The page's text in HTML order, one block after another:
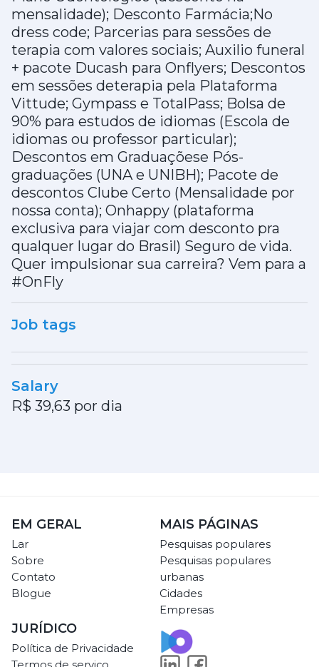
mensalidade); Desconto Farmácia;No
dress code; Parcerias para sessões de
terapia com valores sociais; Auxilio funeral
+ pacote Ducash para Onflyers; Descontos
em sessões deterapia pela Plataforma
Vittude; Gympass e TotalPass; Bolsa de
90% para estudos de idiomas (Escola de
idiomas ou professor particular);
Descontos em Graduaçõese Pós-
graduações (UNA e UNIBH); Pacote de
descontos Clube Certo (Mensalidade por
nossa conta); Onhappy (plataforma
exclusiva para viajar com desconto pra
qualquer lugar do Brasil) Seguro de vida.
Quer impulsionar sua carreira? Vem para a
#OnFly
Job tags
Salary
R$ 39,63 por dia
EM GERAL
Lar
Sobre
Contato
Blogue
MAIS PÁGINAS
Pesquisas populares
Pesquisas populares
urbanas
Cidades
Empresas
JURÍDICO
Política de Privacidade